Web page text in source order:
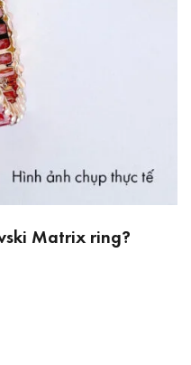
Matrix ring?